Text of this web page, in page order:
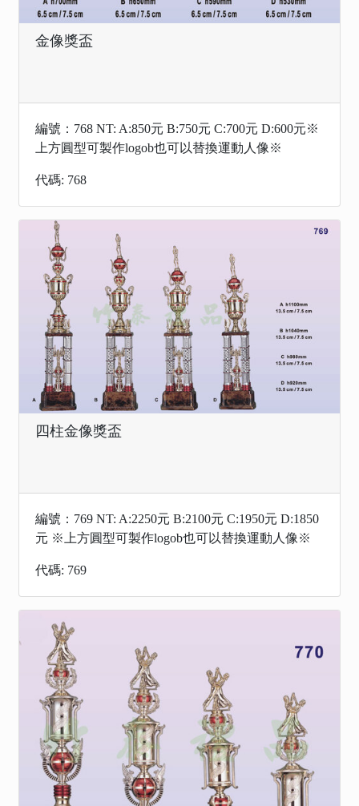
金像獎盃
編號：768 NT: A:850元 B:750元 C:700元 D:600元※
上方圓型可製作logob也可以替換運動人像※
代碼: 768
四柱金像獎盃
編號：769 NT: A:2250元 B:2100元 C:1950元 D:1850
元 ※上方圓型可製作logob也可以替換運動人像※
代碼: 769